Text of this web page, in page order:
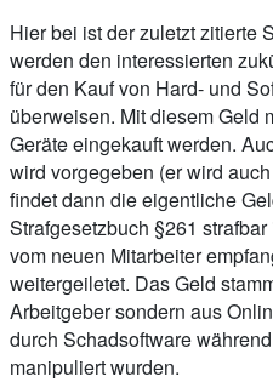
Hier bei ist der zuletzt zitierte
werden den interessierten
für den Kauf von Hard- und
überweisen. Mit diesem Geld
Geräte eingekauft werden.
wird vorgegeben (er wird
findet dann die eigentliche
Strafgesetzbuch §261
vom neuen Mitarbeiter
weitergeiletet. Das Geld
Arbeitgeber sondern aus
durch Schadsoftware
manipuliert wurden.